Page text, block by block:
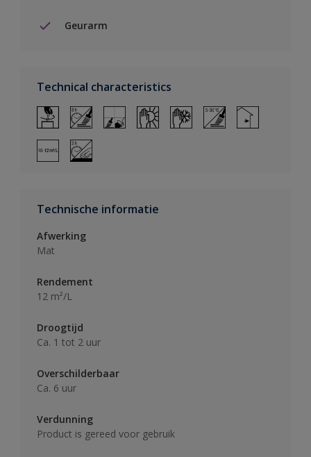
Geurarm
Technical characteristics
Technische informatie
Afwerking
Mat
Rendement
12 m²/L
Droogtijd
Ca. 1 tot 2 uur
Overschilderbaar
Ca. 6 uur
Verdunning
Product is gereed voor gebruik